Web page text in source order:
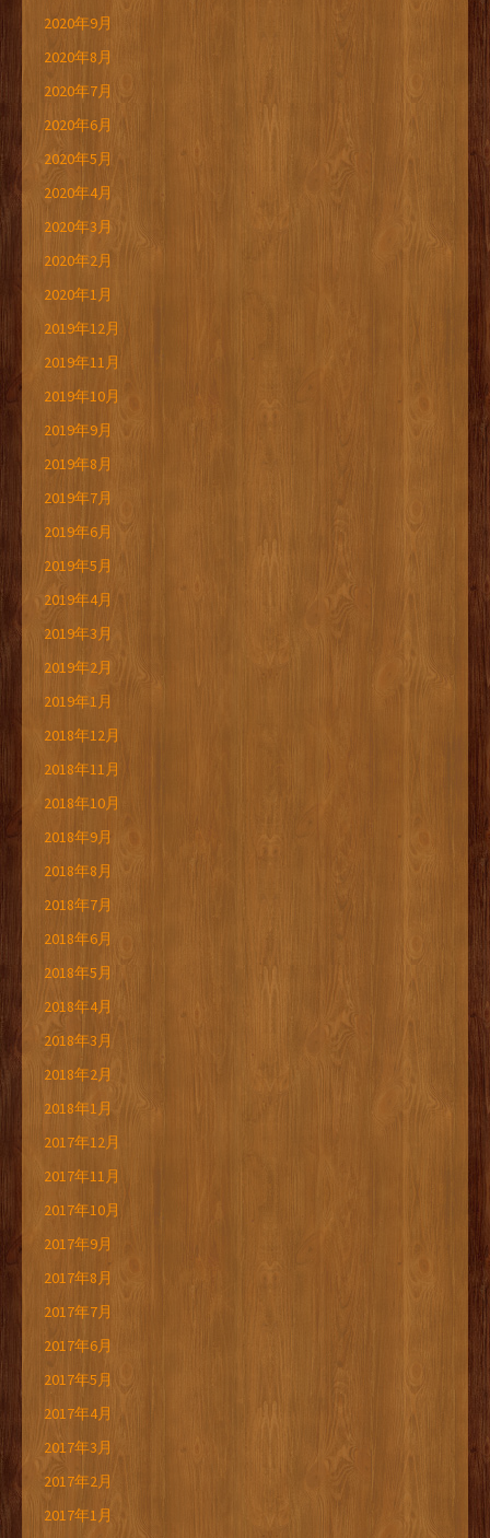
2020年9月
2020年8月
2020年7月
2020年6月
2020年5月
2020年4月
2020年3月
2020年2月
2020年1月
2019年12月
2019年11月
2019年10月
2019年9月
2019年8月
2019年7月
2019年6月
2019年5月
2019年4月
2019年3月
2019年2月
2019年1月
2018年12月
2018年11月
2018年10月
2018年9月
2018年8月
2018年7月
2018年6月
2018年5月
2018年4月
2018年3月
2018年2月
2018年1月
2017年12月
2017年11月
2017年10月
2017年9月
2017年8月
2017年7月
2017年6月
2017年5月
2017年4月
2017年3月
2017年2月
2017年1月